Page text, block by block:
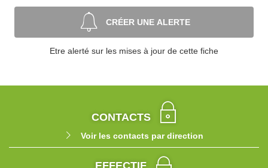
CRÉER UNE ALERTE
Etre alerté sur les mises à jour de cette fiche
CONTACTS
Voir les contacts par direction
EFFECTIF